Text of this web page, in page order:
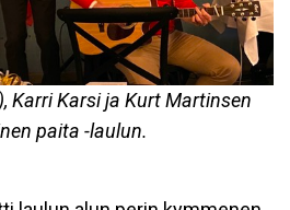
Karri Karsi ja Kurt Martinsen
paita -laulun.